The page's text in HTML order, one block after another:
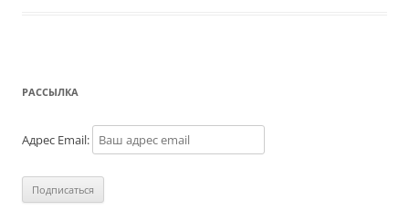
РАССЫЛКА
Адрес Email: